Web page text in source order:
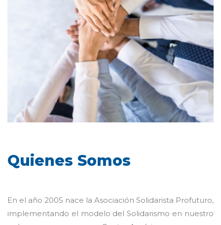
Quienes Somos
En el año 2005 nace la Asociación Solidarista Profuturo,
implementando el modelo del Solidarismo en nuestro